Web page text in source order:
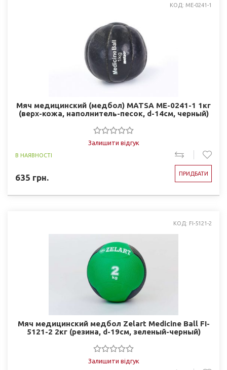
КОД: ME-0241-1
Мяч медицинский (медбол) MATSA ME-0241-1 1кг
(верх-кожа, наполнитель-песок, d-14см, черный)
Залишити відгук
В НАЯВНОСТІ
635 грн. ПРИДБАТИ
КОД: FI-5121-2
Мяч медицинский медбол Zelart Medicine Ball FI-
5121-2 2кг (резина, d-19см, зеленый-черный)
Залишити відгук